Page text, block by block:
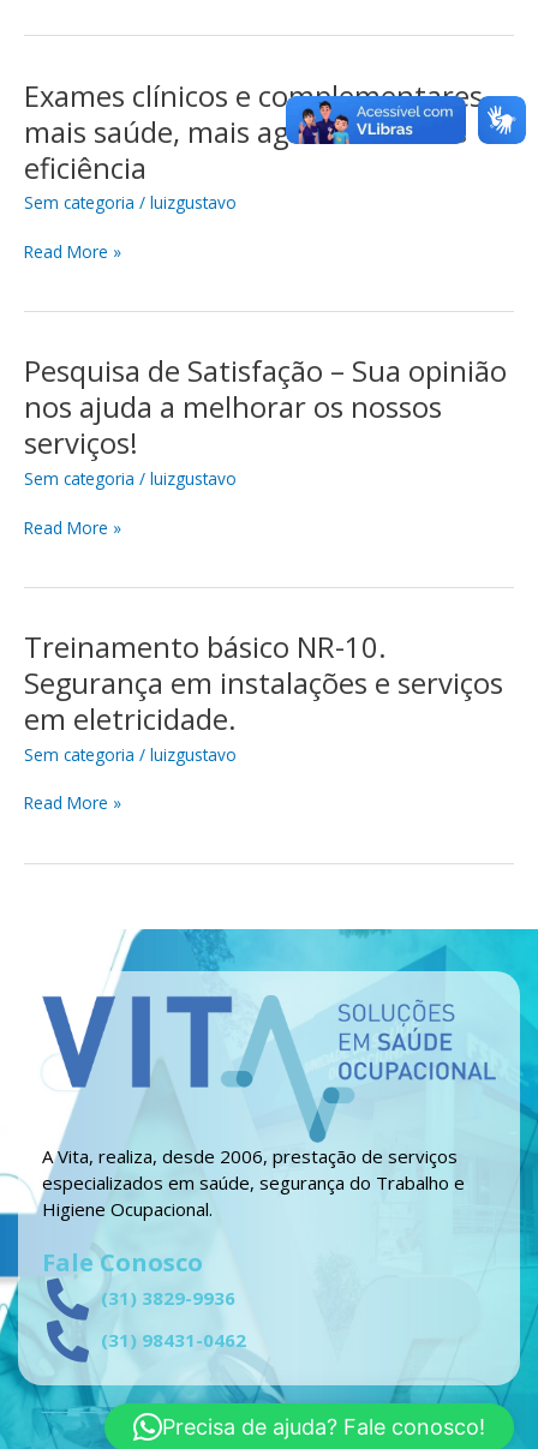
Saúde
Segurança
do
Trabalho
Exames clínicos e complementares –
mais saúde, mais agilidade e mais
eficiência
Sem categoria / luizgustavo
Exames
e
complementares
–
saúde,
eficiência
Read More »
Pesquisa de Satisfação – Sua opinião
nos ajuda a melhorar os nossos
serviços!
Sem categoria / luizgustavo
Pesquisa
Satisfação
–
Sua
nos
nossos
serviços!
Read More »
Treinamento básico NR-10.
Segurança em instalações e serviços
em eletricidade.
Sem categoria / luizgustavo
Treinamento
NR-
10.
Segurança
instalações
Read More »
A Vita, realiza, desde 2006, prestação de serviços
especializados em saúde, segurança do Trabalho e
Higiene Ocupacional.
Fale Conosco
(31) 3829-9936
(31) 98431-0462
Precisa de ajuda? Fale conosco!